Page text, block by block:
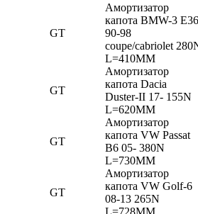
GT
Амортизатор
капота BMW-3 E36
90-98
coupe/cabriolet
L=410MM
GT
Амортизатор
капота Dacia
Duster-II 17- 155N
L=620MM
GT
Амортизатор
капота VW Passat
B6 05- 380N
L=730MM
GT
Амортизатор
капота VW Golf-6
08-13 265N
L=728MM